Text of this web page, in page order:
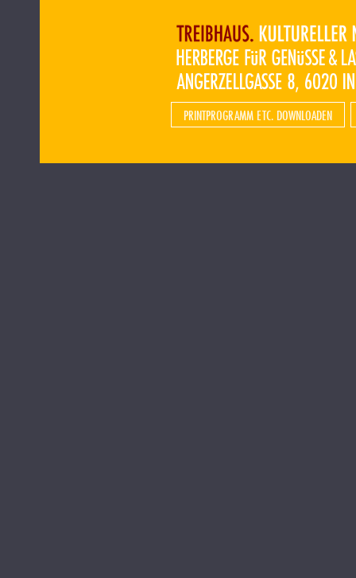
PRINTPROGRAMM ETC. DOWNLOADEN